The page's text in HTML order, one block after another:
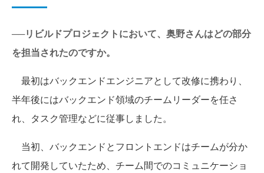
──リビルドプロジェクトにおいて、奥野さんはどの部分
を担当されたのですか。
最初はバックエンドエンジニアとして改修に携わり、
半年後にはバックエンド領域のチームリーダーを任さ
れ、タスク管理などに従事しました。
当初、バックエンドとフロントエンドはチームが分か
れて開発していたため、チーム間でのコミュニケーショ